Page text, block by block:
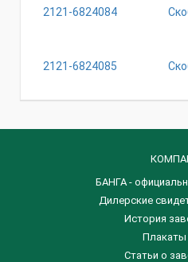
2121-6824084
2121-6824085
БАНГА -
Дилерские
История
Статьи о